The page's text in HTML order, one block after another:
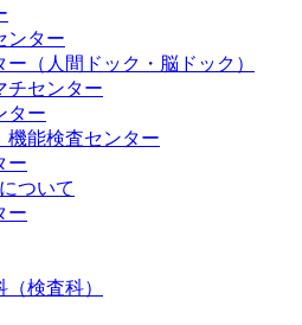
ンター
（人間ドック・脳ドック）
チセンター
ター
機能検査センター
ー
ついて
ー
検査科）